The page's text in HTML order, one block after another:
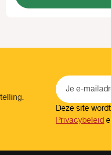
Deze site
Privacybeleid